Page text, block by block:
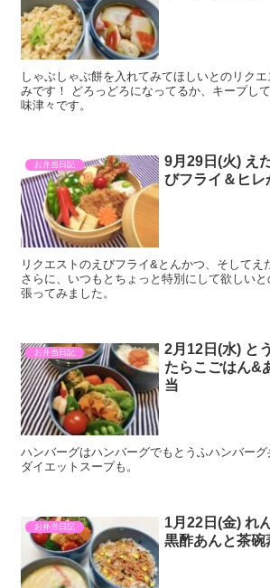
しゃぶしゃぶ餅を入れてみてほしいとのリク
みです！ どろっどろになってるか、キープし
味津々です。
お弁当日記
9月29日(火) え
びフライ＆ヒレ
リクエストのえびフライ&とんかつ、そしてえ
さらに、いつもとちょっと特別にして欲しい
張ってみました。
お弁当日記
2月12日(水) と
たらこごはん&
当
ハンバーグはハンバーグでもとうふハンバー
ダイエットスープも。
お弁当日記
1月22日(金) れ
黒酢あんと茶碗